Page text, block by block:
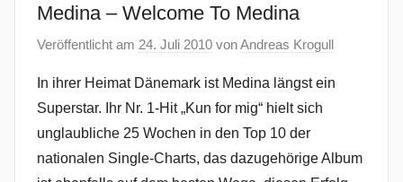
Medina – Welcome To Medina
Veröffentlicht am 24. Juli 2010 vonAndreas Krogull
In ihrer Heimat Dänemark ist Medina längst ein
Superstar. Ihr Nr. 1-Hit „Kun for mig“ hielt sich
unglaubliche 25 Wochen in den Top 10 der
nationalen Single-Charts, das dazugehörige Album